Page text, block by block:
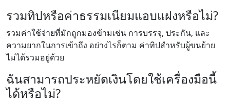
รวมทิปหรือค่าธรรมเนียมแอบแฝงหรือไม่?
รวมค่าใช้จ่ายที่มักถูกมองข้ามเช่น การบรรจุ, ประกัน, และ
ความยากในการเข้าถึง อย่างไรก็ตาม ค่าทิปสำหรับผู้ขนย้าย
ไม่ได้รวมอยู่ด้วย
ฉันสามารถประหยัดเงินโดยใช้เครื่องมือนี้
ได้หรือไม่?